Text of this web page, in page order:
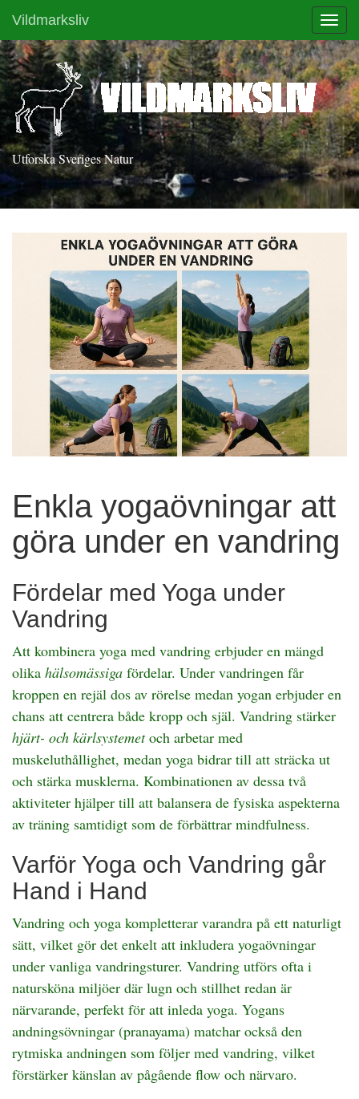
Vildmarksliv
Utforska Sveriges Natur
Enkla yogaövningar att
göra under en vandring
Fördelar med Yoga under
Vandring
Att kombinera yoga med vandring erbjuder en mängd
olika hälsomässiga fördelar. Under vandringen får
kroppen en rejäl dos av rörelse medan yogan erbjuder en
chans att centrera både kropp och själ. Vandring stärker
hjärt- och kärlsystemetoch arbetar med
muskeluthållighet, medan yoga bidrar till att sträcka ut
och stärka musklerna. Kombinationen av dessa två
aktiviteter hjälper till att balansera de fysiska aspekterna
av träning samtidigt som de förbättrar mindfulness.
Varför Yoga och Vandring går
Hand i Hand
Vandring och yoga kompletterar varandra på ett naturligt
sätt, vilket gör det enkelt att inkludera yogaövningar
under vanliga vandringsturer. Vandring utförs ofta i
natursköna miljöer där lugn och stillhet redan är
närvarande, perfekt för att inleda yoga. Yogans
andningsövningar (pranayama) matchar också den
rytmiska andningen som följer med vandring, vilket
förstärker känslan av pågående flow och närvaro.